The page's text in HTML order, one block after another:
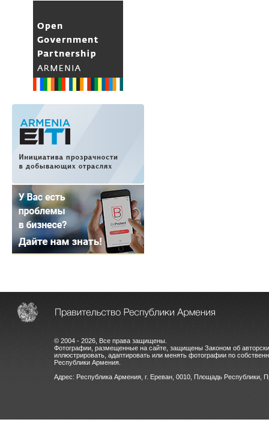
© 2004 - 2026, Все права защищены.
Фотографии, размещенные на сайте, защищены Законом об
иллюстрировать, адаптировать или менять фотографии по
Республики Армения.
Адрес: Республика Армения, г. Ереван, 0010, Площадь Республики,